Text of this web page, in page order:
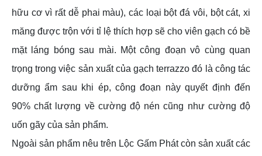
hữu cơ vì rất dễ phai màu), các loại bột đá vôi, bột cát, xi
măng được trộn với tỉ lệ thích hợp sẽ cho viên gạch có bề
mặt láng bóng sau mài. Một công đoạn vô cùng quan
trọng trong việc sản xuất của gạch terrazzo đó là công tác
dưỡng ẩm sau khi ép, công đoạn này quyết định đến
90% chất lượng về cường độ nén cũng như cường độ
uốn gãy của sản phẩm.
Ngoài sản phẩm nêu trên Lộc Gấm Phát còn sản xuất các